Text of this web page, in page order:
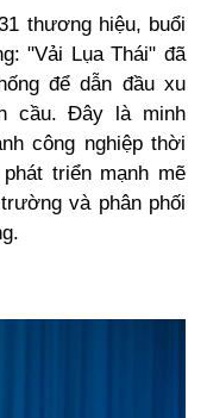
thương hiệu, buổi
"Vải Lụa Thái" đã
để dẫn đầu xu
cầu. Đây là minh
công nghiệp thời
triển mạnh mẽ
và phân phối